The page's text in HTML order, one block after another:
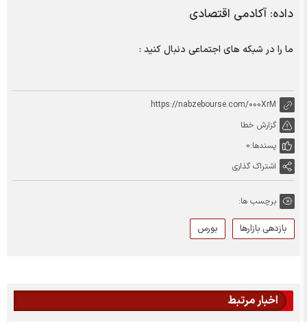
داده: آکادمی اقتصادی
ما را در شبکه های اجتماعی دنبال کنید :
https://nabzebourse.com/000XrM
گزارش خطا
پسندها:0
اشتراک گذاری
برچسب ها:
بازدهی بازارها بورس
اخبار مرتبط